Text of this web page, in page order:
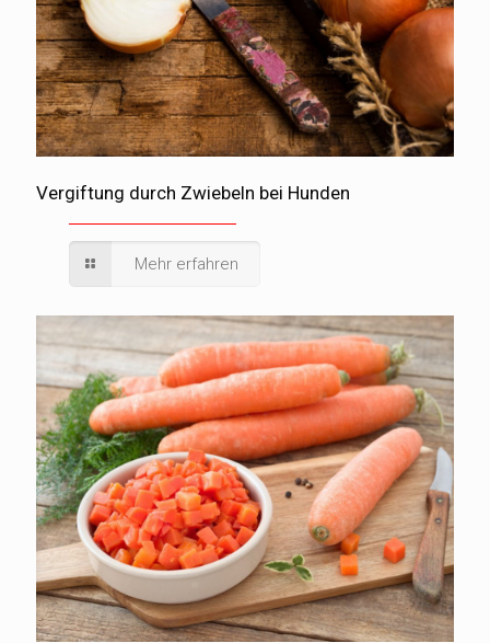
Vergiftung durch Zwiebeln bei Hunden
Mehr erfahren